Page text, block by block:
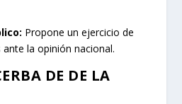
Propone un ejercicio de
la opinión nacional.
DE DE LA